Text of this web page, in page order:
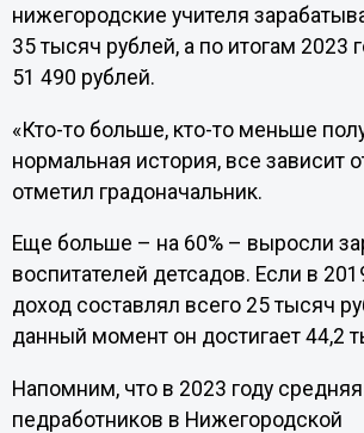
нижегородские учителя
35 тысяч рублей, а по итогам 2023
51 490 рублей.
«Кто-то больше, кто-то меньше
нормальная история, все зависит
отметил градоначальник.
Еще больше – на 60% – выросли
воспитателей детсадов. Если в
доход составлял всего 25 тысяч
данный момент он достигает 44,2
Напомним, что в 2023 году средняя
педработников в Нижегородской